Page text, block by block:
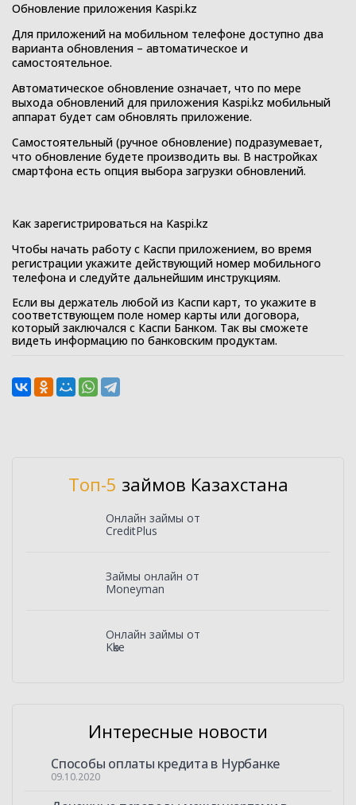
Обновление приложения Kaspi.kz
Для приложений на мобильном телефоне доступно два
варианта обновления – автоматическое и
самостоятельное.
Автоматическое обновление означает, что по мере
выхода обновлений для приложения Kaspi.kz мобильный
аппарат будет сам обновлять приложение.
Самостоятельный (ручное обновление) подразумевает,
что обновление будете производить вы. В настройках
смартфона есть опция выбора загрузки обновлений.
Как зарегистрироваться на Kaspi.kz
Чтобы начать работу с Каспи приложением, во время
регистрации укажите действующий номер мобильного
телефона и следуйте дальнейшим инструкциям.
Если вы держатель любой из Каспи карт, то укажите в
соответствующем поле номер карты или договора,
который заключался с Каспи Банком. Так вы сможете
видеть информацию по банковским продуктам.
Топ-5 займов Казахстана
Онлайн займы от
CreditPlus
Займы онлайн от
Moneyman
Онлайн займы от
Kөke
Интересные новости
Способы оплаты кредита в Нурбанке
09.10.2020